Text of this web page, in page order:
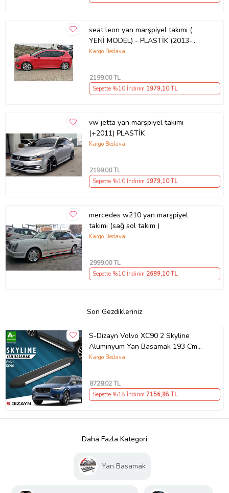
seat leon yan marşpiyel takımı (
YENİ MODEL) - PLASTİK (2013-
2020)
Kargo Bedava
2199,00 TL
Sepette %10 İndirim 1979,10 TL
vw jetta yan marşpiyel takımı
(+2011) PLASTİK
Kargo Bedava
2199,00 TL
Sepette %10 İndirim 1979,10 TL
mercedes w210 yan marşpiyel
takımı (sağ sol takım )
Kargo Bedava
2999,00 TL
Sepette %10 İndirim 2699,10 TL
Son Gezdikleriniz
S-Dizayn Volvo XC90 2 Skyline
Aluminyum Yan Basamak 193 Cm
2015-2019 A+ Kalite
Kargo Bedava
8728,02 TL
Sepette %18 İndirim 7156,98 TL
Daha Fazla Kategori
Yan Basamak